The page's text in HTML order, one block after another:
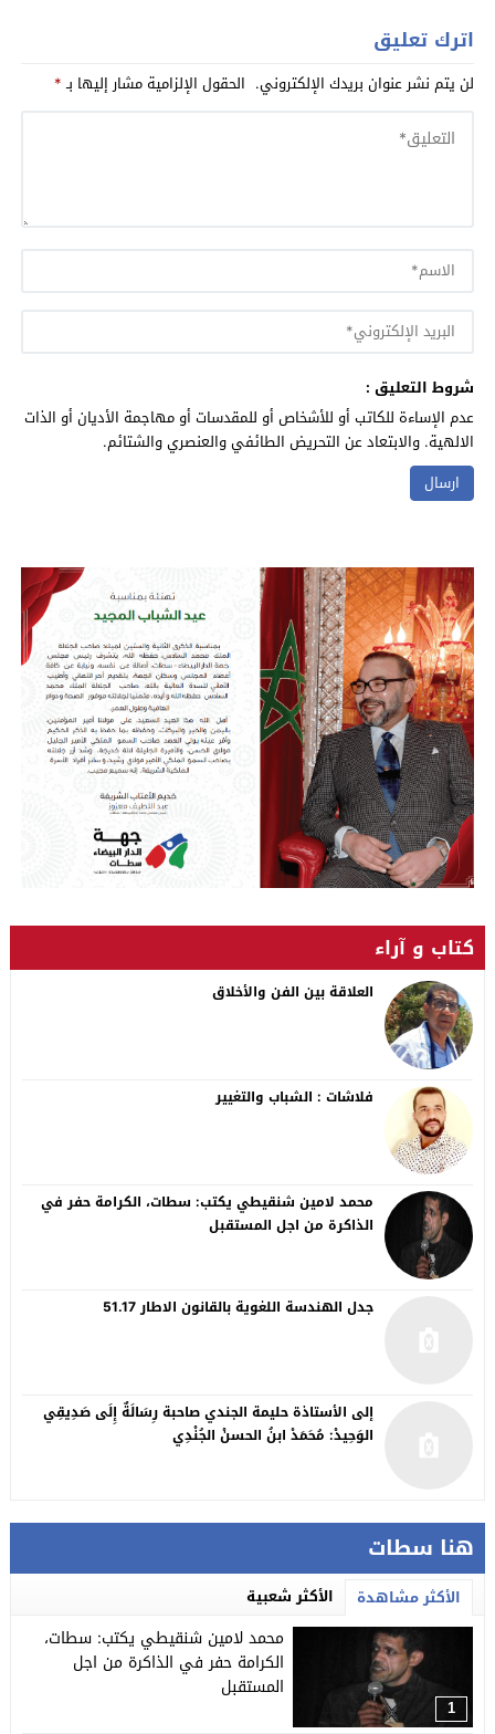
اترك تعليق
لن يتم نشر عنوان بريدك الإلكتروني. الحقول الإلزامية مشار إليها بـ*
شروط التعليق :
عدم الإساءة للكاتب أو للأشخاص أو للمقدسات أو مهاجمة الأديان أو الذات
الالهية. والابتعاد عن التحريض الطائفي والعنصري والشتائم.
هنا سطات
الأكثر مشاهدة الأكثر شعبية
1
محمد لامين شنقيطي يكتب: سطات،
الكرامة حفر في الذاكرة من اجل
المستقبل
كتاب و آراء
العلاقة بين الفن والأخلاق
فلاشات : الشباب والتغيير
محمد لامين شنقيطي يكتب: سطات، الكرامة حفر في
الذاكرة من اجل المستقبل
جدل الهندسة اللغوية بالقانون الاطار 51.17
إلى الأستاذة حليمة الجندي صاحبة رِسَالَةٌ إِلَى صَدِيقِي
الوَحِيدْ: مُحَمَدْ ابنُ الحسنْ الجُنْدِي